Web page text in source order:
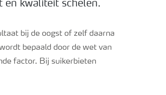
en kwaliteit schelen.
bij de oogst of zelf daarna
bepaald door de wet van
factor. Bij suikerbieten